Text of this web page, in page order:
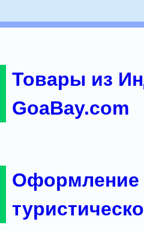
Товары из
GoaBay.com
Оформление